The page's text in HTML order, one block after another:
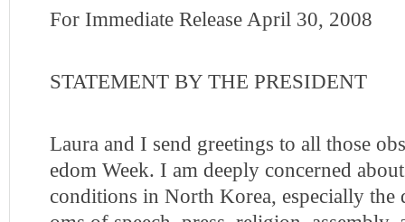
For Immediate Release April 30, 2008
STATEMENT BY THE PRESIDENT
Laura and I send greetings to all those
edom Week. I am deeply concerned
conditions in North Korea, especially the